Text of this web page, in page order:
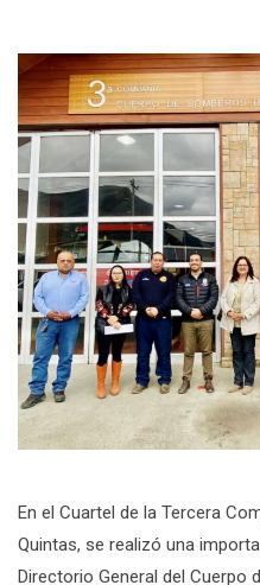
En el Cuartel de la Tercera
Quintas, se realizó una
Directorio General del Cuerpo